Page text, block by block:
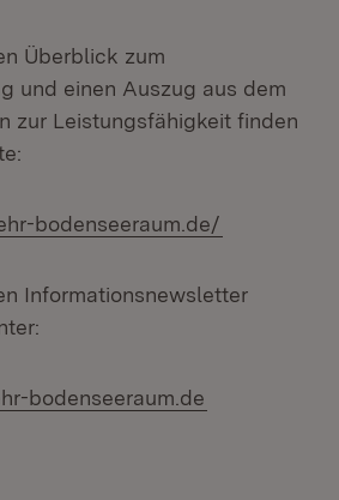
Überblick zum
und einen Auszug aus dem
zur Leistungsfähigkeit finden
bodenseeraum.de/
Informationsnewsletter
bodenseeraum.de